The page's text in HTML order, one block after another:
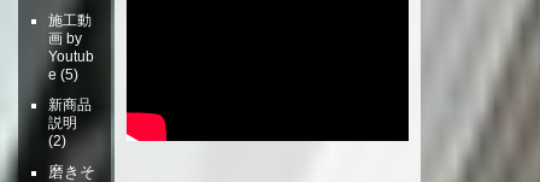
施工動
画 by
Youtub
e (5)
新商品
説明
(2)
磨きそ